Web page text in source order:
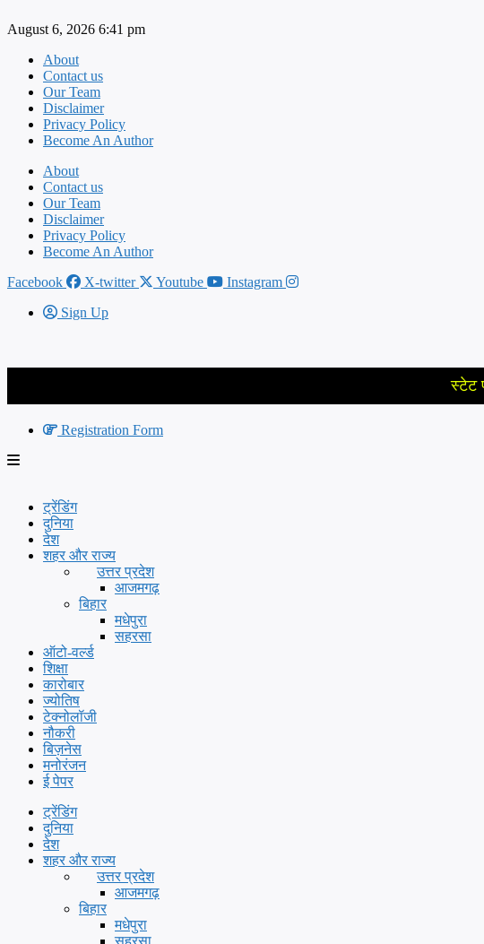
to
August 6, 2026 6:41 pm
About
Contact us
Our Team
Disclaimer
Privacy Policy
Become An Author
About
Contact us
Our Team
Disclaimer
Privacy Policy
Become An Author
Facebook
X-twitter Youtube
Instagram
Sign Up
स्टेट प्रभारी,
Registration Form
ट्रेंडिंग
दुनिया
देश
शहर और राज्य
उत्तर प्रदेश
आजमगढ़
बिहार
मधेपुरा
सहरसा
ऑटो-वर्ल्ड
शिक्षा
कारोबार
ज्योतिष
टेक्नोलॉजी
नौकरी
बिज़नेस
मनोरंजन
ई पेपर
ट्रेंडिंग
दुनिया
देश
शहर और राज्य
उत्तर प्रदेश
आजमगढ़
बिहार
मधेपुरा
सहरसा